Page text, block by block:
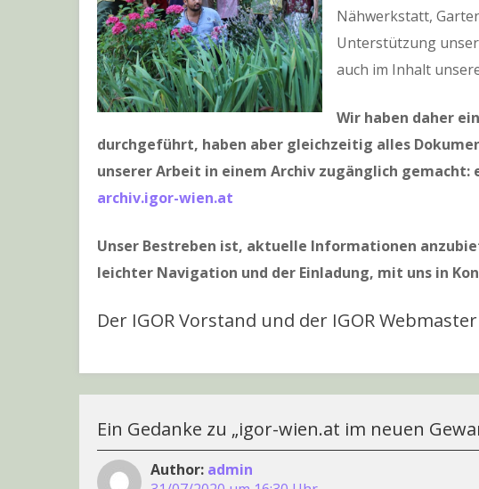
Nähwerkstatt,
Unterstützung
auch im Inhalt
Wir haben daher
durchgeführt, haben aber gleichzeitig alles
unserer Arbeit in einem Archiv zugänglich gemacht:
archiv.igor-wien.at
Unser Bestreben ist, aktuelle Informationen
leichter Navigation und der Einladung, mit uns in
Der IGOR Vorstand und der IGOR Webmaster
Ein Gedanke zu „igor-wien.at im neuen
admin